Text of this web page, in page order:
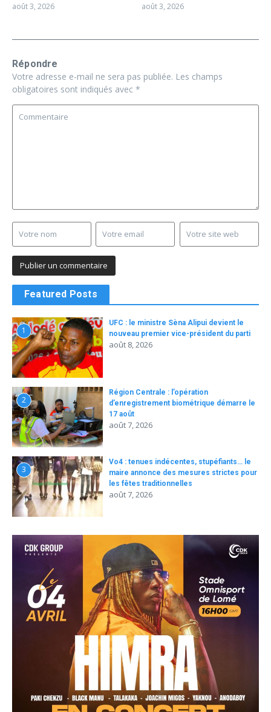
août 3, 2026 août 3, 2026
Répondre
Votre adresse e-mail ne sera pas publiée. Les champs
obligatoires sont indiqués avec *
Featured Posts
1
UFC : le ministre Sèna Alipui devient le
nouveau premier vice-président du parti
août 8, 2026
2
Région Centrale : l’opération
d’enregistrement biométrique démarre le
17 août
août 7, 2026
3
Vo4 : tenues indécentes, stupéfiants… le
maire annonce des mesures strictes pour
les fêtes traditionnelles
août 7, 2026